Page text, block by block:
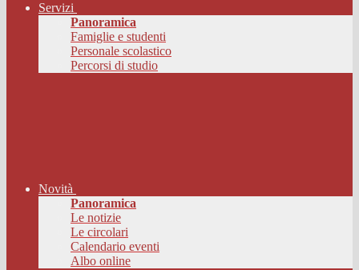
Servizi
Panoramica
Famiglie e studenti
Personale scolastico
Percorsi di studio
Novità
Panoramica
Le notizie
Le circolari
Calendario eventi
Albo online